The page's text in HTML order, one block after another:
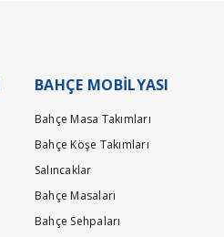
BAHÇE MOBİLYASI
Bahçe Masa Takımları
Bahçe Köşe Takımları
Salıncaklar
Bahçe Masaları
Bahçe Sehpaları